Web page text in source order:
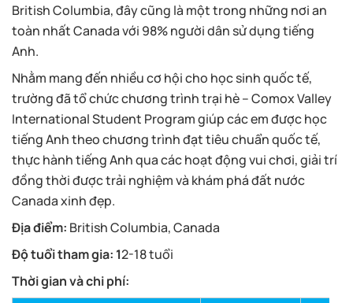
British Columbia, đây cũng là một trong những nơi an
toàn nhất Canada với 98% người dân sử dụng tiếng
Anh.
Nhằm mang đến nhiều cơ hội cho học sinh quốc tế,
trường đã tổ chức chương trình trại hè – Comox Valley
International Student Program giúp các em được học
tiếng Anh theo chương trình đạt tiêu chuẩn quốc tế,
thực hành tiếng Anh qua các hoạt động vui chơi, giải trí
đồng thời được trải nghiệm và khám phá đất nước
Canada xinh đẹp.
Địa điểm: British Columbia, Canada
Độ tuổi tham gia: 12-18 tuổi
Thời gian và chi phí: